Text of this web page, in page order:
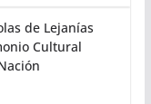
de Lejanías
Cultural